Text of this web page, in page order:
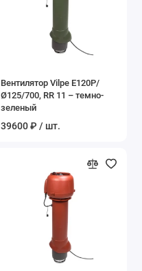
Вентилятор Vilpe E120P/
Ø125/700, RR 11 – темно-
зеленый
39600 ₽ / шт.